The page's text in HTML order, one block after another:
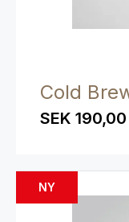
Cold
SEK 190,00
NY